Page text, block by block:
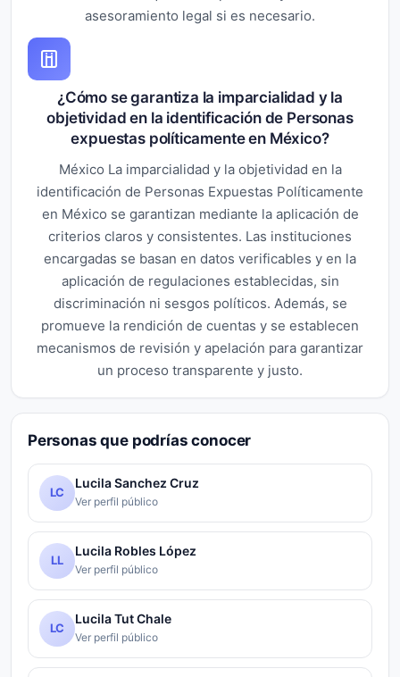
asesoramiento legal si es necesario.
¿Cómo se garantiza la imparcialidad y la
objetividad en la identificación de Personas
expuestas políticamente en México?
México La imparcialidad y la objetividad en la
identificación de Personas Expuestas Políticamente
en México se garantizan mediante la aplicación de
criterios claros y consistentes. Las instituciones
encargadas se basan en datos verificables y en la
aplicación de regulaciones establecidas, sin
discriminación ni sesgos políticos. Además, se
promueve la rendición de cuentas y se establecen
mecanismos de revisión y apelación para garantizar
un proceso transparente y justo.
Personas que podrías conocer
LC
Lucila Sanchez Cruz
Ver perfil público
LL
Lucila Robles López
Ver perfil público
LC
Lucila Tut Chale
Ver perfil público